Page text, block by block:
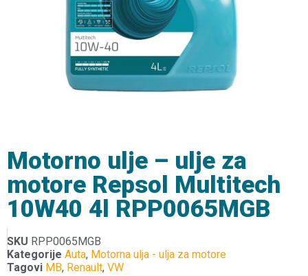
Motorno ulje – ulje za
motore Repsol Multitech
10W40 4l RPP0065MGB
SKU RPP0065MGB
Kategorije Auta, Motorna ulja - ulja za motore
Tagovi MB, Renault, VW